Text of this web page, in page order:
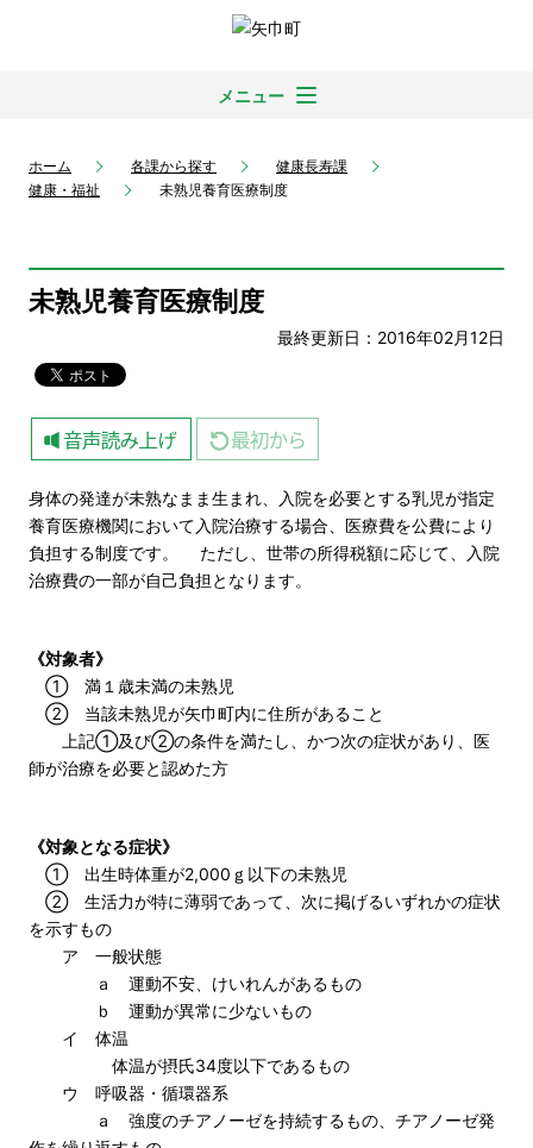
メニュー
ホーム 各課から探す
健康長寿課
健康・福祉
未熟児養育医療制度
未熟児養育医療制度
最終更新日：2016年02月12日
身体の発達が未熟なまま生まれ、入院を必要とする乳児が指定
養育医療機関において入院治療する場合、医療費を公費により
負担する制度です。 ただし、世帯の所得税額に応じて、入院
治療費の一部が自己負担となります。
《対象者》
① 満１歳未満の未熟児
② 当該未熟児が矢巾町内に住所があること
上記①及び②の条件を満たし、かつ次の症状があり、医
師が治療を必要と認めた方
《対象となる症状》
① 出生時体重が2,000ｇ以下の未熟児
② 生活力が特に薄弱であって、次に掲げるいずれかの症状
を示すもの
ア 一般状態
ａ 運動不安、けいれんがあるもの
ｂ 運動が異常に少ないもの
イ 体温
体温が摂氏34度以下であるもの
ウ 呼吸器・循環器系
ａ 強度のチアノーゼを持続するもの、チアノーゼ発